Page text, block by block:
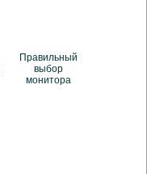
Правильный
выбор
монитора